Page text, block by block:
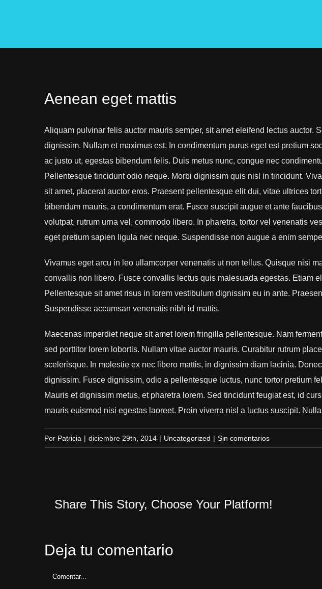
Aenean eget mattis
Aliquam pulvinar felis auctor mauris semper, sit amet eleifend lectus auctor.
dignissim. Nullam et maximus est. In condimentum purus eget est pretium
ac justo ut, egestas bibendum felis. Duis metus nunc, congue nec
Pellentesque tincidunt odio neque. Morbi dignissim quis nisl in tincidunt.
sit amet, placerat auctor eros. Praesent pellentesque elit dui, vitae ultrices
bibendum mauris, a condimentum erat. Fusce suscipit augue et ante
volutpat, rutrum urna vel, commodo libero. In pharetra, tortor vel venenatis
eget pretium sapien ligula nec neque. Suspendisse non augue a enim
Vivamus eget arcu in leo ullamcorper venenatis ut non tellus. Quisque nisi
convallis non libero. Fusce convallis lectus quis malesuada egestas. Etiam
Pellentesque sit amet risus in lorem vestibulum dignissim eu in ante.
Suspendisse accumsan venenatis nibh id mattis.
Maecenas imperdiet neque sit amet lorem fringilla pellentesque. Nam
sed porttitor lorem lobortis. Nullam vitae auctor mauris. Curabitur rutrum
scelerisque. In molestie ex nec libero mattis, in dignissim diam lacinia.
dignissim. Fusce dignissim, odio a pellentesque luctus, nunc tortor pretium
Mauris et dignissim metus, et pharetra lorem. Sed tincidunt feugiat est, id
mauris euismod nisi egestas laoreet. Proin viverra nisl a luctus suscipit.
Por Patricia | diciembre 29th, 2014 | Uncategorized | Sin comentarios
Share This Story, Choose Your Platform!
Deja tu comentario
Comentar